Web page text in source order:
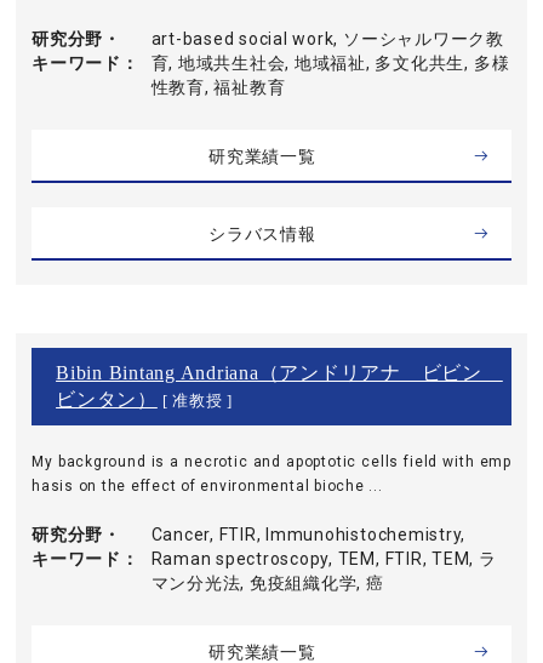
研究分野・
キーワード
art-based social work, ソーシャルワーク教
育, 地域共生社会, 地域福祉, 多文化共生, 多様
性教育, 福祉教育
研究業績一覧
シラバス情報
Bibin Bintang Andriana（アンドリアナ ビビン
ビンタン）
[ 准教授 ]
My background is a necrotic and apoptotic cells field with emp
hasis on the effect of environmental bioche ...
研究分野・
キーワード
Cancer, FTIR, Immunohistochemistry,
Raman spectroscopy, TEM, FTIR, TEM, ラ
マン分光法, 免疫組織化学, 癌
研究業績一覧